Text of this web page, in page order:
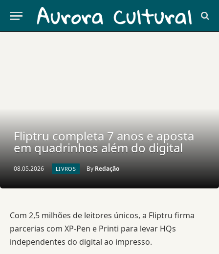
Fliptru completa 7 anos e aposta
em quadrinhos além do digital
08.05.2026 LIVROS By Redação
Com 2,5 milhões de leitores únicos, a Fliptru firma
parcerias com XP-Pen e Printi para levar HQs
independentes do digital ao impresso.